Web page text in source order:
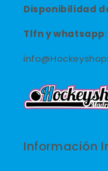
Disponibilidad
Tlfn ywhatsapp
Información